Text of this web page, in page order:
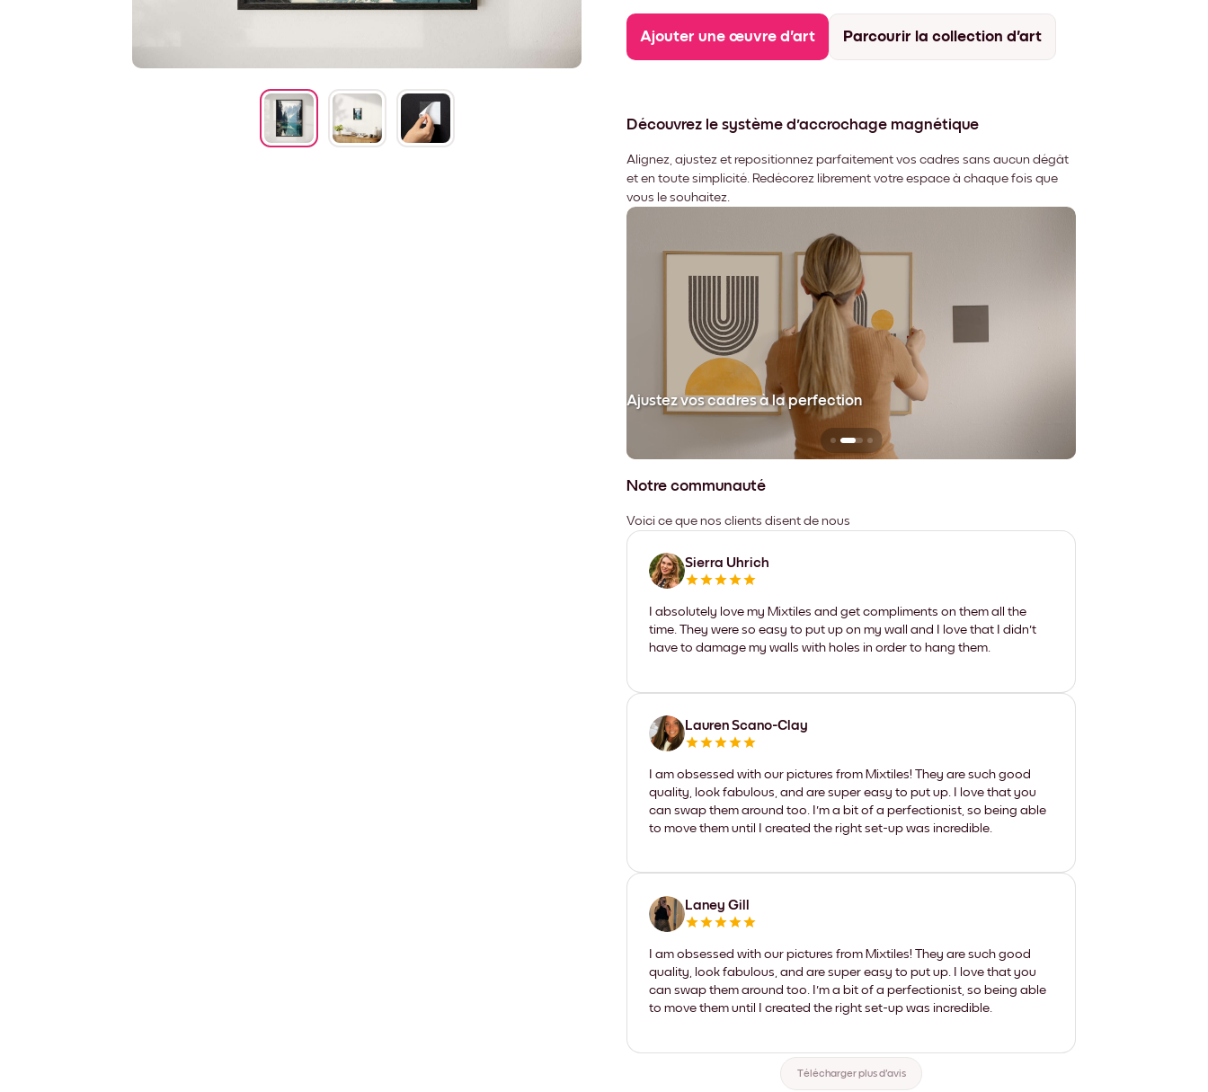
Ajouter une œuvre d'art Parcourir la collection d'art
Découvrez le système d'accrochage magnétique
Alignez, ajustez et repositionnez parfaitement vos cadres sans aucun dégât
et en toute simplicité. Redécorez librement votre espace à chaque fois que
vous le souhaitez.
Ajustez vos cadres à la perfection
Notre communauté
Voici ce que nos clients disent de nous
Sierra Uhrich
I absolutely love my Mixtiles and get compliments on them all the
time. They were so easy to put up on my wall and I love that I didn't
have to damage my walls with holes in order to hang them.
Lauren Scano-Clay
I am obsessed with our pictures from Mixtiles! They are such good
quality, look fabulous, and are super easy to put up. I love that you
can swap them around too. I'm a bit of a perfectionist, so being able
to move them until I created the right set-up was incredible.
Laney Gill
I am obsessed with our pictures from Mixtiles! They are such good
quality, look fabulous, and are super easy to put up. I love that you
can swap them around too. I'm a bit of a perfectionist, so being able
to move them until I created the right set-up was incredible.
Télécharger plus d'avis